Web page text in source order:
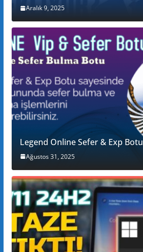
Aralık 9, 2025
Legend Online Sefer & Exp Botu
Ağustos 31, 2025